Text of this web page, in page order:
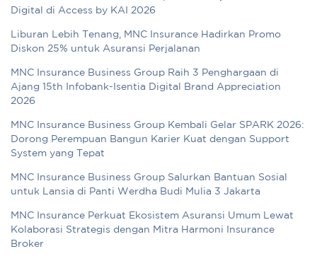
Digital di Access by KAI 2026
Liburan Lebih Tenang, MNC Insurance Hadirkan Promo
Diskon 25% untuk Asuransi Perjalanan
MNC Insurance Business Group Raih 3 Penghargaan di
Ajang 15th Infobank-Isentia Digital Brand Appreciation
2026
MNC Insurance Business Group Kembali Gelar SPARK 2026:
Dorong Perempuan Bangun Karier Kuat dengan Support
System yang Tepat
MNC Insurance Business Group Salurkan Bantuan Sosial
untuk Lansia di Panti Werdha Budi Mulia 3 Jakarta
MNC Insurance Perkuat Ekosistem Asuransi Umum Lewat
Kolaborasi Strategis dengan Mitra Harmoni Insurance
Broker